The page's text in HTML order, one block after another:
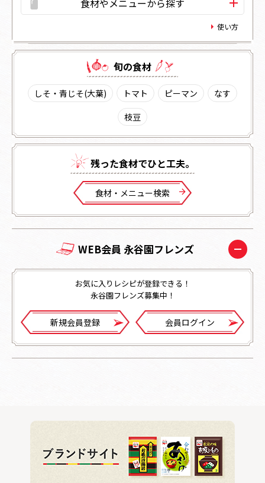
食材やメニューから探す
使い方
旬の⾷材
しそ・青じそ(大葉) トマト ピーマン
なす
枝豆
残った⾷材でひと⼯夫。
⾷材・メニュー検索
WEB会員 永谷園フレンズ
お気に入りレシピが登録できる！
永谷園フレンズ募集中！
新規会員登録 会員ログイン